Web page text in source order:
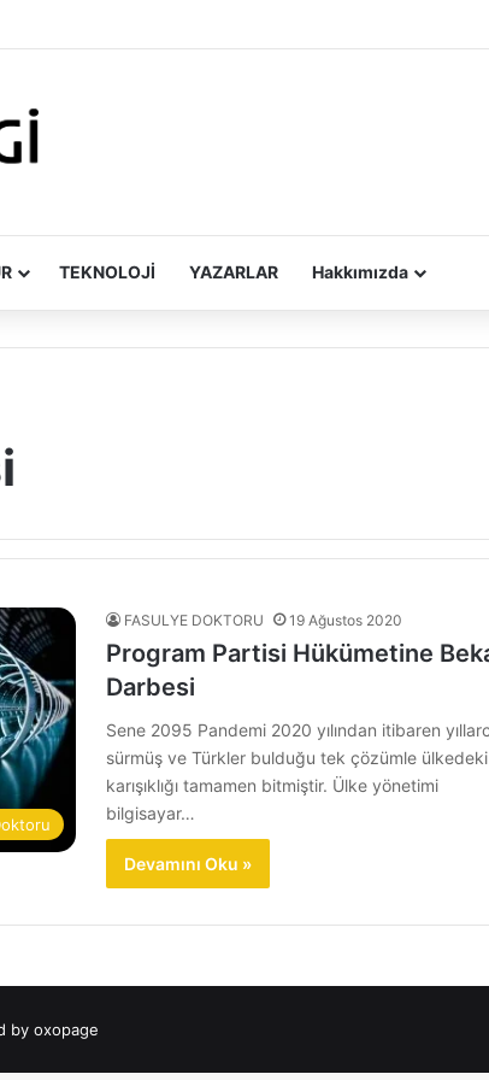
TEKNOLOJİ YAZARLAR Hakkımızda
FASULYE DOKTORU 19 Ağustos 2020
Program Partisi Hükümetine
Darbesi
Sene 2095 Pandemi 2020 yılından itibaren
sürmüş ve Türkler bulduğu tek çözümle ülkedeki
karışıklığı tamamen bitmiştir. Ülke yönetimi
bilgisayar…
Devamını Oku »
by oxopage